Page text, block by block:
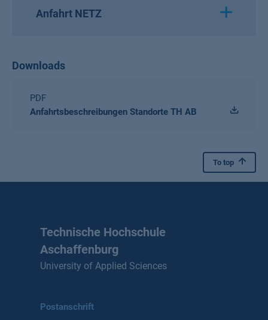
Anfahrt NETZ
Downloads
PDF
Anfahrtsbeschreibungen Standorte TH AB
To top
Technische Hochschule
Aschaffenburg
University of Applied Sciences
Postanschrift